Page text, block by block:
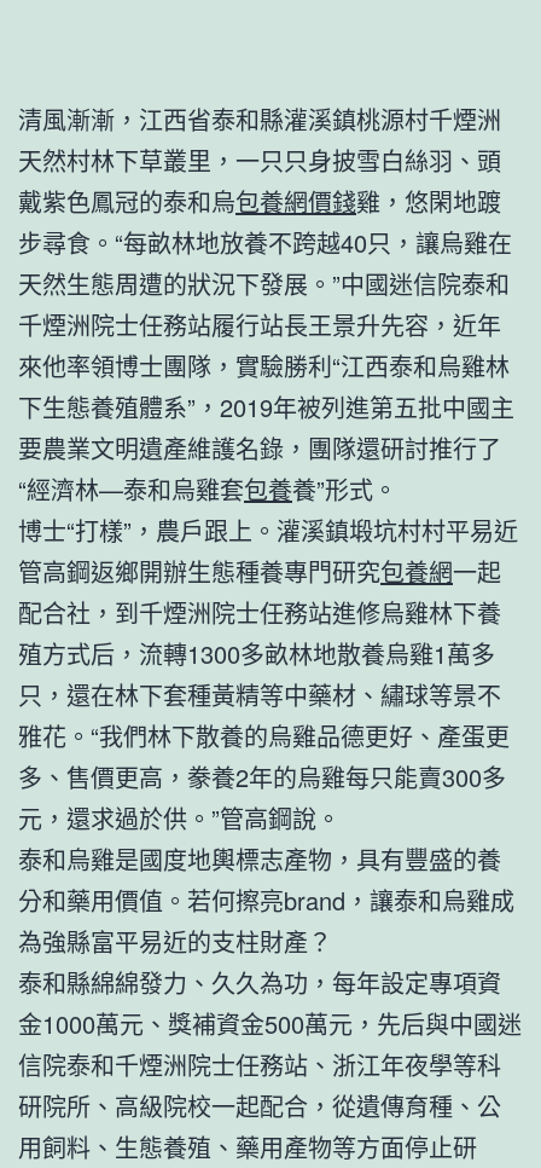
清風漸漸，江西省泰和縣灌溪鎮桃源村千煙洲
天然村林下草叢里，一只只身披雪白絲羽、頭
戴紫色鳳冠的泰和烏包養網價錢雞，悠閑地踱
步尋食。“每畝林地放養不跨越40只，讓烏雞在
天然生態周遭的狀況下發展。”中國迷信院泰和
千煙洲院士任務站履行站長王景升先容，近年
來他率領博士團隊，實驗勝利“江西泰和烏雞林
下生態養殖體系”，2019年被列進第五批中國主
要農業文明遺產維護名錄，團隊還研討推行了
“經濟林—泰和烏雞套包養養”形式。
博士“打樣”，農戶跟上。灌溪鎮塅坑村村平易近
管高鋼返鄉開辦生態種養專門研究包養網一起
配合社，到千煙洲院士任務站進修烏雞林下養
殖方式后，流轉1300多畝林地散養烏雞1萬多
只，還在林下套種黃精等中藥材、繡球等景不
雅花。“我們林下散養的烏雞品德更好、產蛋更
多、售價更高，豢養2年的烏雞每只能賣300多
元，還求過於供。”管高鋼說。
泰和烏雞是國度地輿標志產物，具有豐盛的養
分和藥用價值。若何擦亮brand，讓泰和烏雞成
為強縣富平易近的支柱財產？
泰和縣綿綿發力、久久為功，每年設定專項資
金1000萬元、獎補資金500萬元，先后與中國迷
信院泰和千煙洲院士任務站、浙江年夜學等科
研院所、高級院校一起配合，從遺傳育種、公
用飼料、生態養殖、藥用產物等方面停止研